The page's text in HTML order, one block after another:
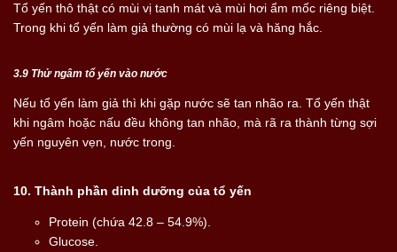
Tổ yến thô thật có mùi vị tanh mát và mùi hơi ẩm mốc riêng biệt.
Trong khi tổ yến làm giả thường có mùi lạ và hăng hắc.
3.9 Thử ngâm tổ yến vào nước
Nếu tổ yến làm giả thì khi gặp nước sẽ tan nhão ra. Tổ yến thật
khi ngâm hoặc nấu đều không tan nhão, mà rã ra thành từng sợi
yến nguyên vẹn, nước trong.
10. Thành phần dinh dưỡng của tổ yến
Protein (chứa 42.8 – 54.9%).
Glucose.